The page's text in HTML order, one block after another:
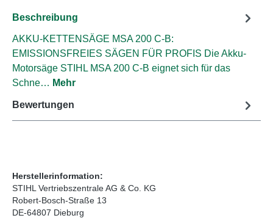
Beschreibung
AKKU-KETTENSÄGE MSA 200 C-B:
EMISSIONSFREIES SÄGEN FÜR PROFIS Die Akku-
Motorsäge STIHL MSA 200 C-B eignet sich für das
Schne… Mehr
Bewertungen
Herstellerinformation:
STIHL Vertriebszentrale AG & Co. KG
Robert-Bosch-Straße 13
DE-64807 Dieburg